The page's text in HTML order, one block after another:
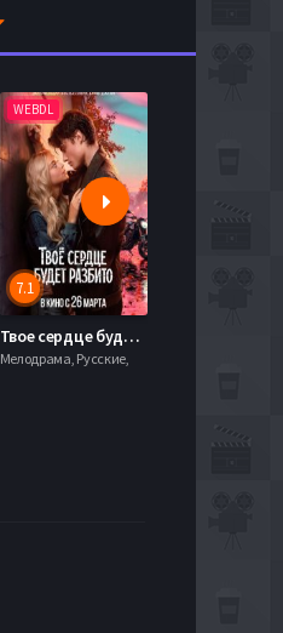
WEBDL
7.1
Твое сердце будет разбито (2026)
Мелодрама, Русские,